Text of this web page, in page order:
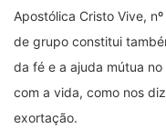
Apostólica Cristo Vive,
de grupo constitui
da fé e a ajuda mútua
com a vida, como nos
exortação.